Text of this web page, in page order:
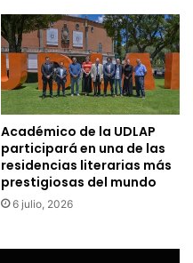
Académico de la UDLAP
participará en una de las
residencias literarias más
prestigiosas del mundo
6 julio, 2026